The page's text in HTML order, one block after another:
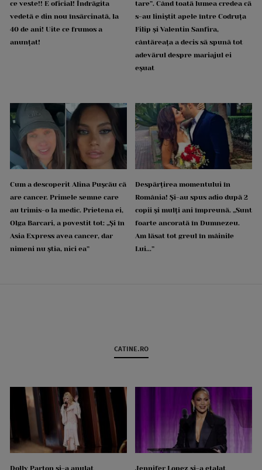
ce veste!! E oficial! Îndrăgita
vedetă e din nou însărcinată, la
40 de ani! Uite ce frumos a
anunțat!
tare”. Când toată lumea credea că
s-au liniștit apele între Codruța
Filip și Valentin Sanfira,
cântăreața a decis să spună tot
adevărul despre mariajul ei
eșuat
Cum a descoperit Alina Pușcău că
are cancer. Primele semne care
au trimis-o la medic. Prietena ei,
Olga Barcari, a povestit tot: „Și în
Asia Express avea cancer, dar
nimeni nu știa, nici ea”
Despărțirea momentului în
România! Și-au spus adio după 2
copii și mulți ani împreună. „Sunt
foarte ancorată în Dumnezeu.
Am lăsat tot greul în mâinile
Lui...”
CATINE.RO
Dolly Parton și-a anulat Jennifer Lopez și-a etalat